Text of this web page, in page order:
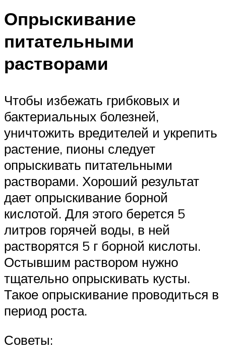
Опрыскивание
питательными
растворами
Чтобы избежать грибковых и
бактериальных болезней,
уничтожить вредителей и укрепить
растение, пионы следует
опрыскивать питательными
растворами. Хороший результат
дает опрыскивание борной
кислотой. Для этого берется 5
литров горячей воды, в ней
растворятся 5 г борной кислоты.
Остывшим раствором нужно
тщательно опрыскивать кусты.
Такое опрыскивание проводиться в
период роста.
Советы: